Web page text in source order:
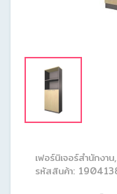
เฟอร์นิเจอร์สำนักงาน,
รหัสสินค้า: